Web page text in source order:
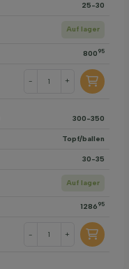
25-30
Auf lager
800 95
- +
300-350
Topf/ballen
30-35
Auf lager
1286 95
- +